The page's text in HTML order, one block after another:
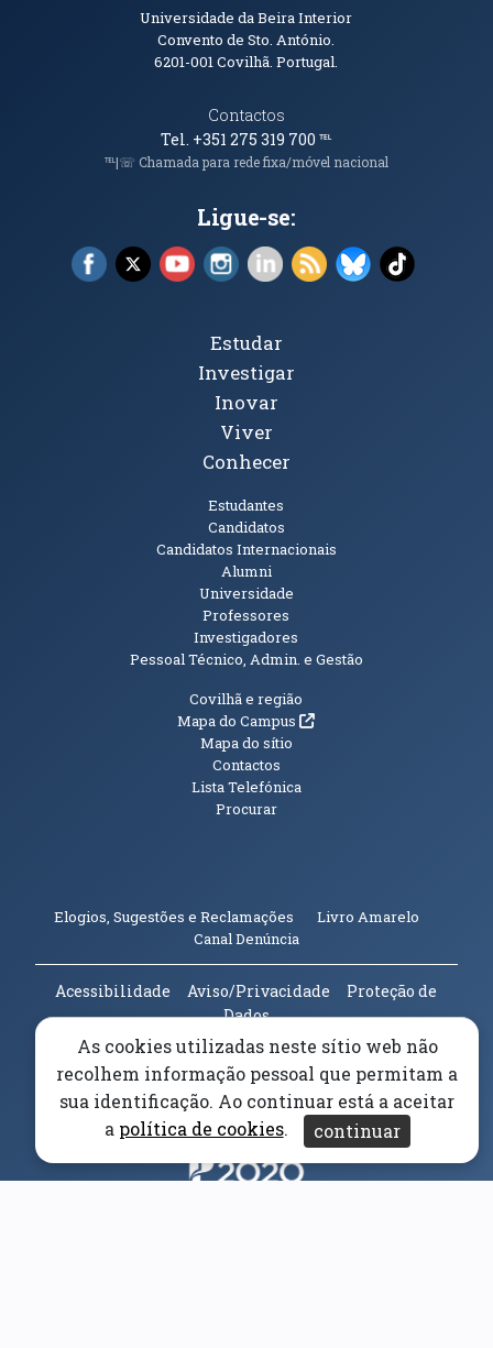
Informações de Contacto
Universidade da Beira Interior
Convento de Sto. António.
6201-001Covilhã. Portugal.
Contactos
Tel. +351 275 319 700℡
℡|☏ Chamada para rede fixa/móvel nacional
Ligue-se:
Facebook (abre em nova janela)
X (abre em nova janela)
YouTube (abre em nova janela)
Instagram (abre em nova janela)
LinkedIn (abre em nova
RSS (abre em nova
Bluesky (abre
TikTok
Tópicos Principais
Estudar
Investigar
Inovar
Viver
Conhecer
Estudantes
Candidatos
Candidatos Internacionais
Alumni
Universidade
Professores
Investigadores
Pessoal Técnico, Admin. e Gestão
Informações Adicionais
Covilhã e região
Mapa do Campus(abre em nova janela)
Mapa do sítio
Contactos
Lista Telefónica
Procurar
Elogios, Sugestões e Reclamações Livro Amarelo
Canal Denúncia(abre em nova janela)
Acessibilidade Aviso/Privacidade
Proteção de
Dados
Universidade da Beira Interior© 2026
Parceiros e Financiadores(abre em nova janela)
As cookies utilizadas neste sítio web não
recolhem informação pessoal que permitam a
sua identificação. Ao continuar está a aceitar
a política de cookies. continuar